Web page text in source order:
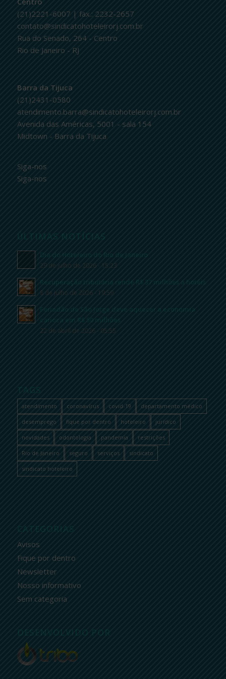
(21)2221-6007 | fax.: 2232-2657
contato@sindicatohoteleirorj.com.br
Rua do Senado, 264 - Centro
Rio de Janeiro - RJ
Barra da Tijuca
(21)2431-0580
atendimento.barra@sindicatohoteleirorj.com.br
Avenida das Américas, 5001 - sala 154
Midtown - Barra da Tijuca
Siga-nos
Siga-nos
ÚLTIMAS NOTÍCIAS
Dia do Hoteleiro do Rio de Janeiro
29 de julho de 2026 - 15:23
Recuperação tributária rende R$ 37 milhões a hotéis
8 de julho de 2026 - 19:59
Feriadão de São Jorge deve aquecer a economia
carioca em R$ 50 milhões
22 de abril de 2026 - 05:55
TAGS
atendimento coronavírus covid-19 departamento médico
desemprego fique por dentro hoteleiro jurídico
novidades odontologia pandemia restrições
Rio de Janeiro seguro serviços sindicato
sindicato hoteleiro
CATEGORIAS
Avisos
Fique por dentro
Newsletter
Nosso informativo
Sem categoria
DESENVOLVIDO POR